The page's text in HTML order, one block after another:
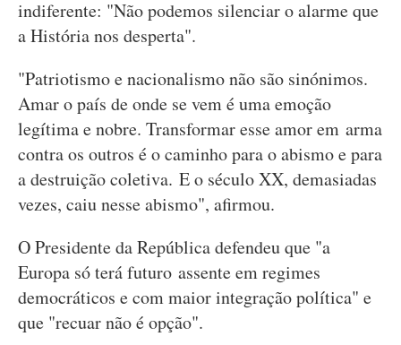
indiferente: "Não podemos silenciar o alarme que
a História nos desperta".
"Patriotismo e nacionalismo não são sinónimos.
Amar o país de onde se vem é uma emoção
legítima e nobre. Transformar esse amor em arma
contra os outros é o caminho para o abismo e para
a destruição coletiva. E o século XX, demasiadas
vezes, caiu nesse abismo", afirmou.
O Presidente da República defendeu que "a
Europa só terá futuro assente em regimes
democráticos e com maior integração política" e
que "recuar não é opção".